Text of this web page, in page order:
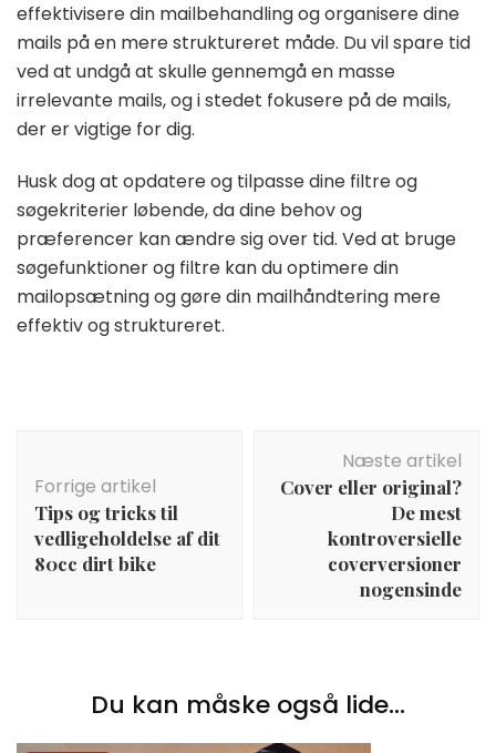
effektivisere din mailbehandling og organisere dine
mails på en mere struktureret måde. Du vil spare tid
ved at undgå at skulle gennemgå en masse
irrelevante mails, og i stedet fokusere på de mails,
der er vigtige for dig.
Husk dog at opdatere og tilpasse dine filtre og
søgekriterier løbende, da dine behov og
præferencer kan ændre sig over tid. Ved at bruge
søgefunktioner og filtre kan du optimere din
mailopsætning og gøre din mailhåndtering mere
effektiv og struktureret.
Forrige artikel
Tips og tricks til
vedligeholdelse af dit
80cc dirt bike
Næste artikel
Cover eller original?
De mest
kontroversielle
coverversioner
nogensinde
Du kan måske også lide...